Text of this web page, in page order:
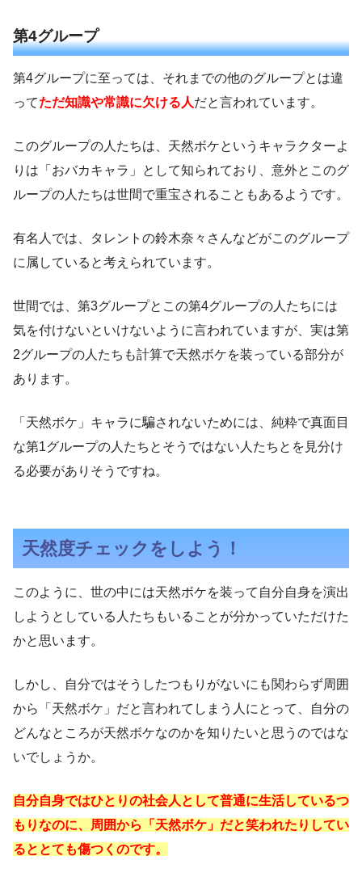
第4グループ
第4グループに至っては、それまでの他のグループとは違
ってただ知識や常識に欠ける人だと言われています。
このグループの人たちは、天然ボケというキャラクターよ
りは「おバカキャラ」として知られており、意外とこのグ
ループの人たちは世間で重宝されることもあるようです。
有名人では、タレントの鈴木奈々さんなどがこのグループ
に属していると考えられています。
世間では、第3グループとこの第4グループの人たちには
気を付けないといけないように言われていますが、実は第
2グループの人たちも計算で天然ボケを装っている部分が
あります。
「天然ボケ」キャラに騙されないためには、純粋で真面目
な第1グループの人たちとそうではない人たちとを見分け
る必要がありそうですね。
天然度チェックをしよう！
このように、世の中には天然ボケを装って自分自身を演出
しようとしている人たちもいることが分かっていただけた
かと思います。
しかし、自分ではそうしたつもりがないにも関わらず周囲
から「天然ボケ」だと言われてしまう人にとって、自分の
どんなところが天然ボケなのかを知りたいと思うのではな
いでしょうか。
自分自身ではひとりの社会人として普通に生活しているつ
もりなのに、周囲から「天然ボケ」だと笑われたりしてい
るととても傷つくのです。